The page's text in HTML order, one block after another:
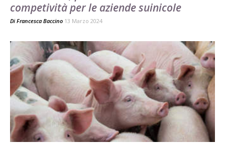
competività per le aziende suinicole
Di Francesca Baccino 13 Marzo 2024